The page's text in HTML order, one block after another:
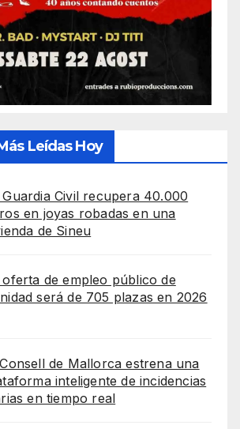
Leídas Hoy
Guardia Civil recupera 40.000
en joyas robadas en una
de Sineu
oferta de empleo público de
será de 705 plazas en 2026
de Mallorca estrena una
inteligente de incidencias
en tiempo real